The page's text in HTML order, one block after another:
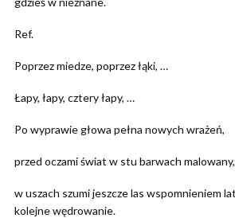
Ref.
Poprzez miedze, poprzez łąki, …
Łapy, łapy, cztery łapy, …
Po wyprawie głowa pełna nowych wrażeń,
przed oczami świat w stu barwach malowany,
w uszach szumi jeszcze las wspomnieniem
kolejne wędrowanie.